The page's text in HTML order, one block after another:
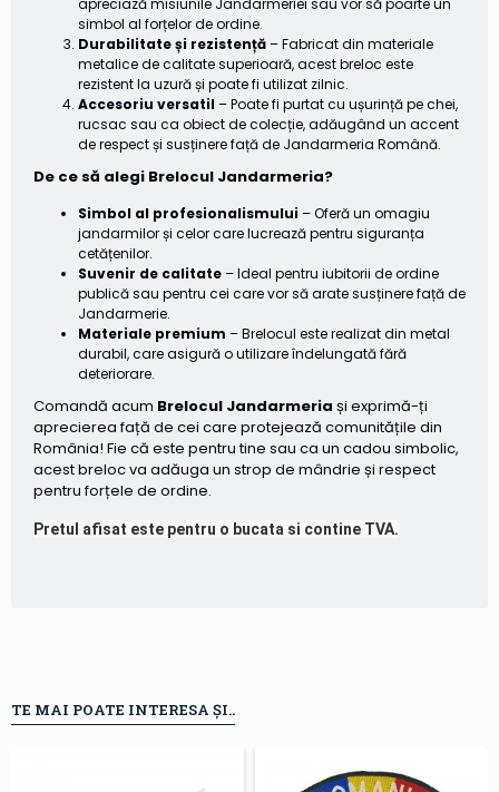
apreciază misiunile Jandarmeriei sau vor să poarte un
simbol al forțelor de ordine.
Durabilitate și rezistență – Fabricat din materiale
metalice de calitate superioară, acest breloc este
rezistent la uzură și poate fi utilizat zilnic.
Accesoriu versatil – Poate fi purtat cu ușurință pe chei,
rucsac sau ca obiect de colecție, adăugând un accent
de respect și susținere față de Jandarmeria Română.
De ce să alegi Brelocul Jandarmeria?
Simbol al profesionalismului – Oferă un omagiu
jandarmilor și celor care lucrează pentru siguranța
cetățenilor.
Suvenir de calitate – Ideal pentru iubitorii de ordine
publică sau pentru cei care vor să arate susținere față de
Jandarmerie.
Materiale premium – Brelocul este realizat din metal
durabil, care asigură o utilizare îndelungată fără
deteriorare.
Comandă acum Brelocul Jandarmeria și exprimă-ți
aprecierea față de cei care protejează comunitățile din
România! Fie că este pentru tine sau ca un cadou simbolic,
acest breloc va adăuga un strop de mândrie și respect
pentru forțele de ordine.
Pretul afisat este pentru o bucata si contine TVA.
TE MAI POATE INTERESA ȘI..